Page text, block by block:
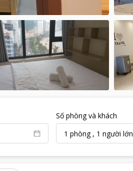
Số phòng và khách
1 phòng, 1 người lớn